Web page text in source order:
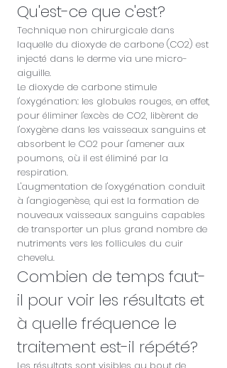
Qu'est-ce que c'est?
Technique non chirurgicale dans
laquelle du dioxyde de carbone (CO2) est
injecté dans le derme via une micro-
aiguille.
Le dioxyde de carbone stimule
l'oxygénation: les globules rouges, en effet,
pour éliminer l'excès de CO2, libèrent de
l'oxygène dans les vaisseaux sanguins et
absorbent le CO2 pour l'amener aux
poumons, où il est éliminé par la
respiration.
L'augmentation de l'oxygénation conduit
à l'angiogenèse, qui est la formation de
nouveaux vaisseaux sanguins capables
de transporter un plus grand nombre de
nutriments vers les follicules du cuir
chevelu.
Combien de temps faut-
il pour voir les résultats et
à quelle fréquence le
traitement est-il répété?